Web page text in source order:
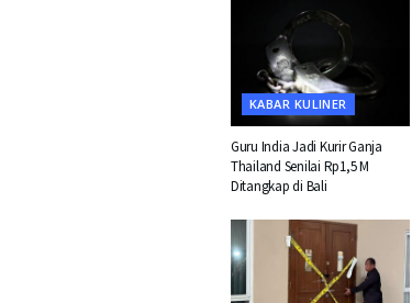
KABAR KULINER
Guru India Jadi Kurir Ganja
Thailand Senilai Rp1,5 M
Ditangkap di Bali